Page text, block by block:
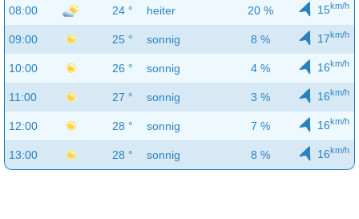
08:00 24 ° heiter 20 % 15km/h
09:00 25 ° sonnig 8 % 17km/h
10:00 26 ° sonnig 4 % 16km/h
11:00 27 ° sonnig 3 % 16km/h
12:00 28 ° sonnig 7 % 16km/h
13:00 28 ° sonnig 8 % 16km/h